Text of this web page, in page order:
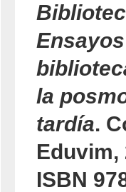
Ensayos
la
tardía.
Eduvim,
ISBN